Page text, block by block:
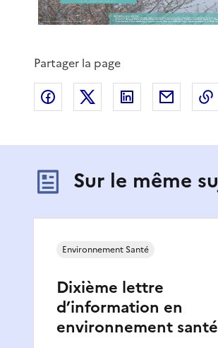
Partager la page
Partager sur Facebook
Partager sur XPartager sur
Sur le même
Dixième lettre
d’information en
environnement santé
Environnement Santé